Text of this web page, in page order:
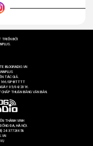
TRIỂN BỞI
BLOGRADIO.VN
TÁC GIẢ.
166/GP-BTTTT
NGÀY 05/04/2016.
CHẤP THUẬN BẰNG VĂN BẢN.
THÀNH VINH
ĐA, HÀ NỘI.
24 37726658